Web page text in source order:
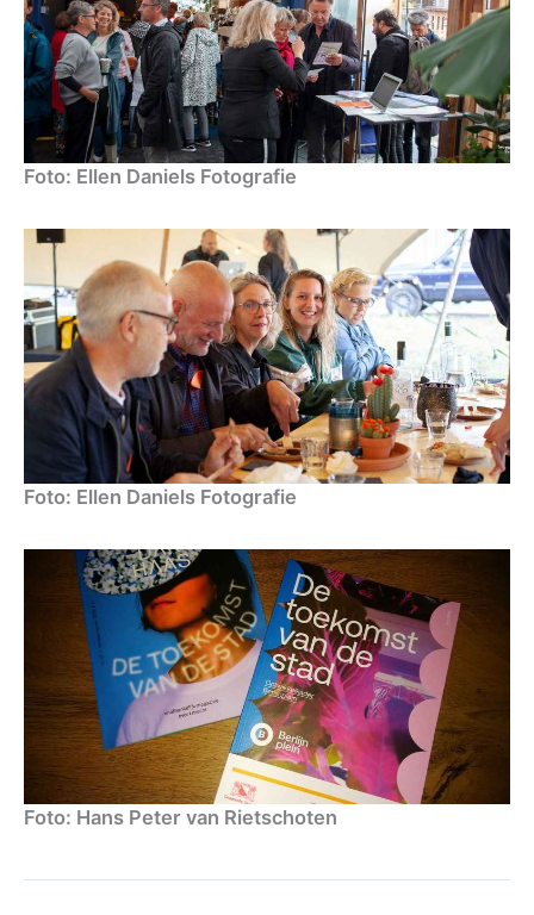
Foto: Ellen Daniels Fotografie
Foto: Ellen Daniels Fotografie
Foto: Hans Peter van Rietschoten